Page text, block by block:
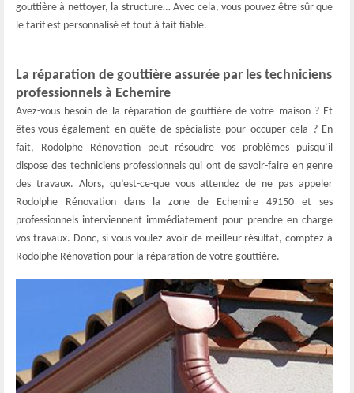
gouttière à nettoyer, la structure… Avec cela, vous pouvez être sûr que
le tarif est personnalisé et tout à fait fiable.
La réparation de gouttière assurée par les techniciens
professionnels à Echemire
Avez-vous besoin de la réparation de gouttière de votre maison ? Et
êtes-vous également en quête de spécialiste pour occuper cela ? En
fait, Rodolphe Rénovation peut résoudre vos problèmes puisqu’il
dispose des techniciens professionnels qui ont de savoir-faire en genre
des travaux. Alors, qu’est-ce-que vous attendez de ne pas appeler
Rodolphe Rénovation dans la zone de Echemire 49150 et ses
professionnels interviennent immédiatement pour prendre en charge
vos travaux. Donc, si vous voulez avoir de meilleur résultat, comptez à
Rodolphe Rénovation pour la réparation de votre gouttière.